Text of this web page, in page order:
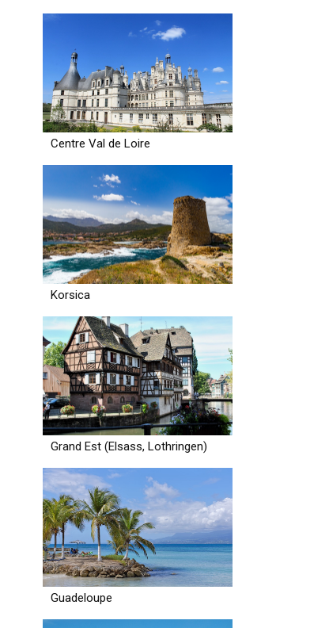
Centre Val de Loire
Korsica
Grand Est (Elsass, Lothringen)
Guadeloupe